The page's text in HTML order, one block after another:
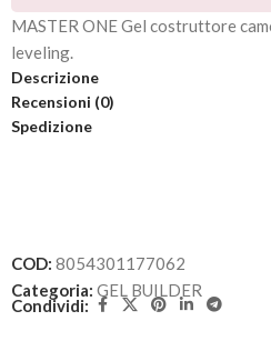
MASTER ONE Gel costruttore
leveling.
Descrizione
Recensioni (0)
Spedizione
COD: 8054301177062
Categoria: GEL BUILDER
Condividi: